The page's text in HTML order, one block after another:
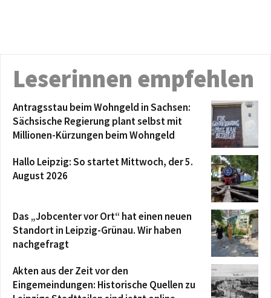
Leserinnen empfehlen
Antragsstau beim Wohngeld in Sachsen:
Sächsische Regierung plant selbst mit
Millionen-Kürzungen beim Wohngeld
Hallo Leipzig: So startet Mittwoch, der 5.
August 2026
Das „Jobcenter vor Ort“ hat einen neuen
Standort in Leipzig-Grünau. Wir haben
nachgefragt
Akten aus der Zeit vor den
Eingemeindungen: Historische Quellen zu